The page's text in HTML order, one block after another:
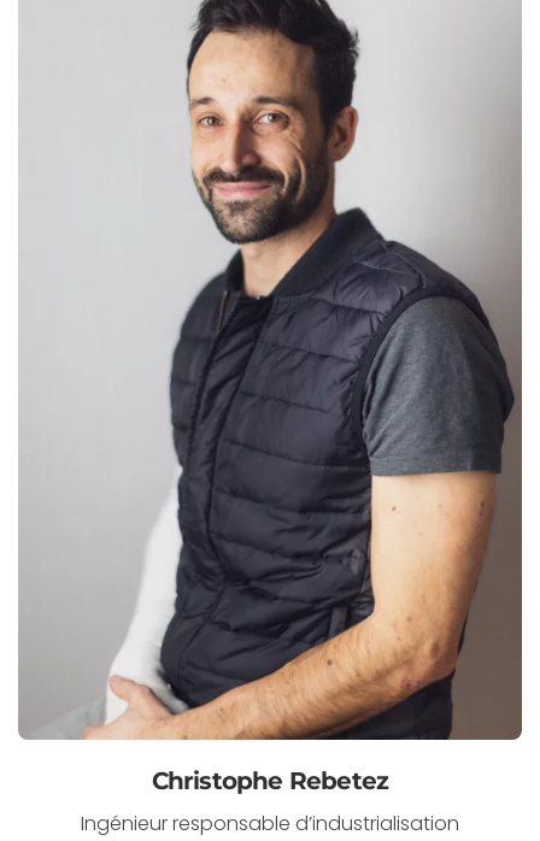
Christophe Rebetez
Ingénieur responsable d’industrialisation